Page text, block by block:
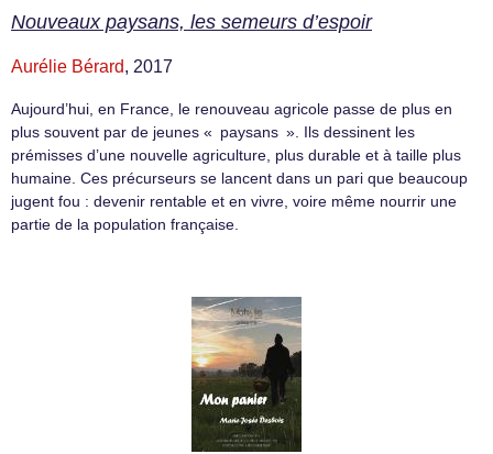
Nouveaux paysans, les semeurs d’espoir
Aurélie Bérard, 2017
Aujourd’hui, en France, le renouveau agricole passe de plus en
plus souvent par de jeunes « paysans ». Ils dessinent les
prémisses d’une nouvelle agriculture, plus durable et à taille plus
humaine. Ces précurseurs se lancent dans un pari que beaucoup
jugent fou : devenir rentable et en vivre, voire même nourrir une
partie de la population française.